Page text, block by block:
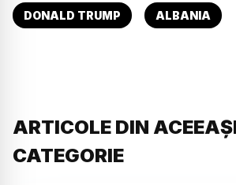
DONALD TRUMP ALBANIA
ARTICOLE DIN
CATEGORIE